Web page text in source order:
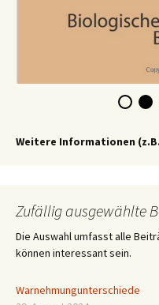
Weitere Informationen
Zufällig ausgewählte
Die Auswahl umfasst alle
können interessant sein.
Warnehmungunterschiede